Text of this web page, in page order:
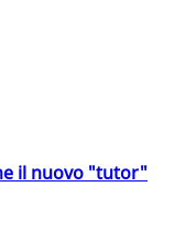
il nuovo "tutor"